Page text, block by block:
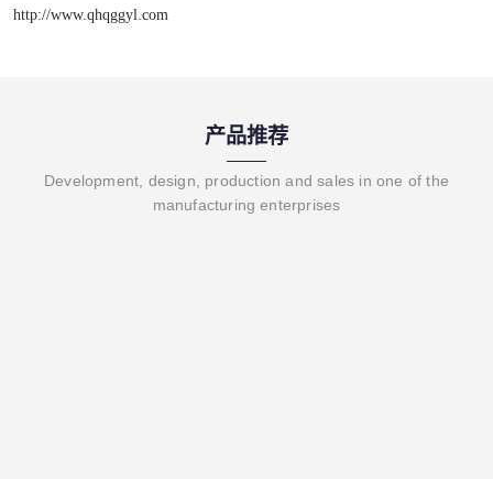
http://www.qhqggyl.com
产品推荐
Development, design, production and sales in one of the
manufacturing enterprises